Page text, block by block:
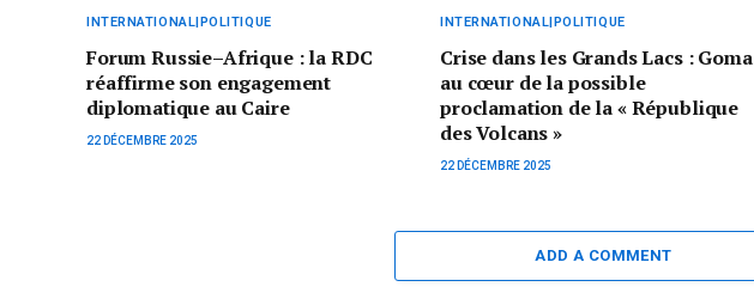
INTERNATIONAL|POLITIQUE
Forum Russie–Afrique : la RDC
réaffirme son engagement
diplomatique au Caire
22 DÉCEMBRE 2025
INTERNATIONAL|POLITIQUE
Crise dans les Grands Lacs : Goma
au cœur de la possible
proclamation de la « République
des Volcans »
22 DÉCEMBRE 2025
ADD A COMMENT